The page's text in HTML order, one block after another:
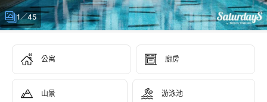
1／45
公寓 廚房
山景 游泳池